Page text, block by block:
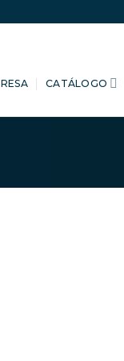
CATÁLOGO